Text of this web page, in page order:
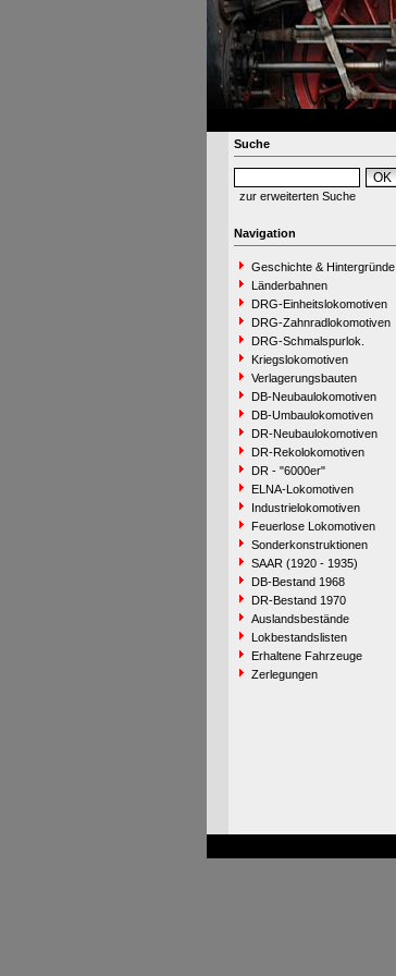
Suche
zur erweiterten Suche
Navigation
Geschichte & Hintergründe
Länderbahnen
DRG-Einheitslokomotiven
DRG-Zahnradlokomotiven
DRG-Schmalspurlok.
Kriegslokomotiven
Verlagerungsbauten
DB-Neubaulokomotiven
DB-Umbaulokomotiven
DR-Neubaulokomotiven
DR-Rekolokomotiven
DR - "6000er"
ELNA-Lokomotiven
Industrielokomotiven
Feuerlose Lokomotiven
Sonderkonstruktionen
SAAR (1920 - 1935)
DB-Bestand 1968
DR-Bestand 1970
Auslandsbestände
Lokbestandslisten
Erhaltene Fahrzeuge
Zerlegungen